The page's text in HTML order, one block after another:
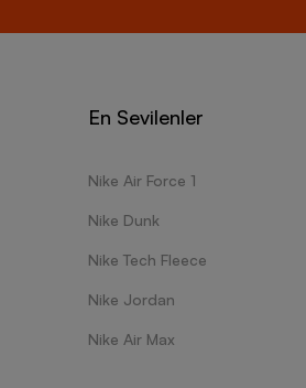
En Sevilenler
Nike Air Force 1
Nike Dunk
Nike Tech Fleece
Nike Jordan
Nike Air Max